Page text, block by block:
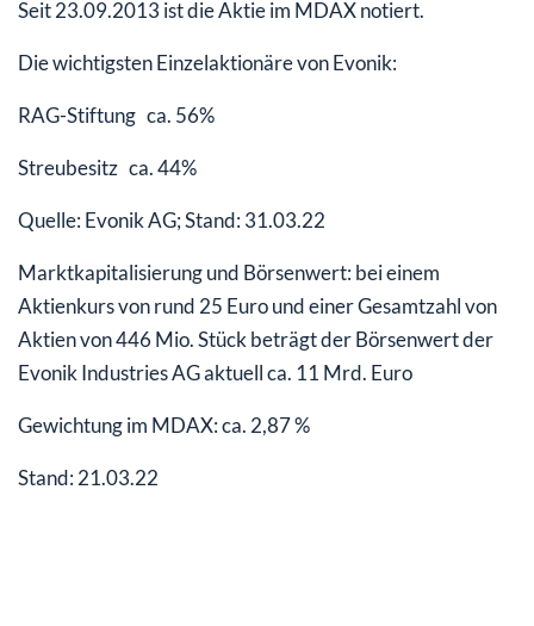
Seit 23.09.2013 ist die Aktie im MDAX notiert.
Die wichtigsten Einzelaktionäre von Evonik:
RAG-Stiftung ca. 56%
Streubesitz ca. 44%
Quelle: Evonik AG; Stand: 31.03.22
Marktkapitalisierung und Börsenwert: bei einem
Aktienkurs von rund 25 Euro und einer Gesamtzahl von
Aktien von 446 Mio. Stück beträgt der Börsenwert der
Evonik Industries AG aktuell ca. 11 Mrd. Euro
Gewichtung im MDAX: ca. 2,87 %
Stand: 21.03.22